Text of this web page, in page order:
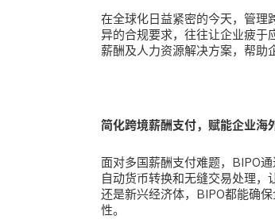
在全球化日益紧密的今天，管理
异的合规要求，往往让企业疲于
薪酬及人力资源解决方案，帮助
简化跨境薪酬支付，赋能企业海
面对多国薪酬支付难题，BIPO
自动货币转换和无缝交易处理，
还是新兴经济体，BIPO都能确
性。